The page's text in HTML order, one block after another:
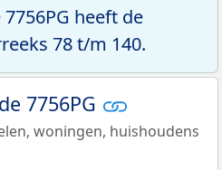
heeft de
78 t/m 140.
7756PG
woningen, huishoudens